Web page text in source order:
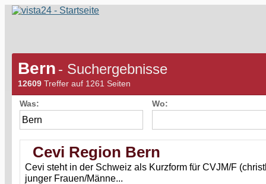
Bern - Suchergebnisse
12609 Treffer auf 1261 Seiten
Was: Wo:
Cevi Region Bern
Cevi steht in der Schweiz als Kurzform für CVJM/F
junger Frauen/Männe...